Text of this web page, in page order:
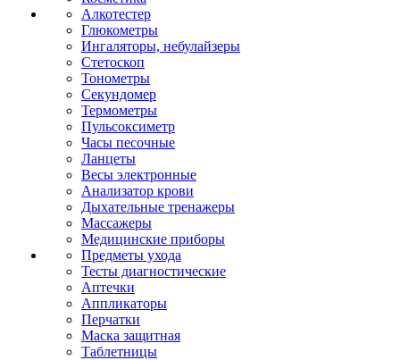
Алкотестер
Глюкометры
Ингаляторы, небулайзеры
Стетоскоп
Тонометры
Секундомер
Термометры
Пульсоксиметр
Часы песочные
Ланцеты
Весы электронные
Анализатор крови
Дыхательные тренажеры
Массажеры
Медицинские приборы
Предметы ухода
Тесты диагностические
Аптечки
Аппликаторы
Перчатки
Маска защитная
Таблетницы